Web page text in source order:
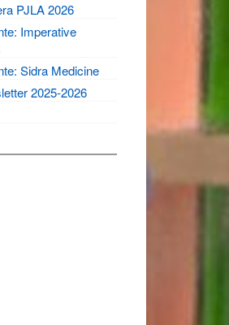
PJLA 2026
Imperative
Sidra Medicine
2025-2026